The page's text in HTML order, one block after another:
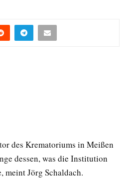
des Krematoriums in Meißen
dessen, was die Institution
meint Jörg Schaldach.